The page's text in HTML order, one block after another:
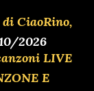
CiaoRino,
2026
LIVE
E